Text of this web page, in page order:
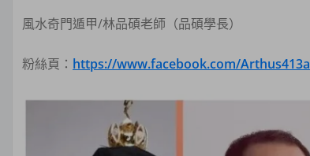
風水奇門遁甲/林品碩老師（品碩學長）
粉絲頁： https://www.facebook.com/Arthus413a